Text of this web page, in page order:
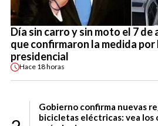
Día sin carro y sin moto el 7
que confirmaron la medida por
presidencial
Hace 18 horas
Gobierno confirma nuevas
bicicletas eléctricas: vea los